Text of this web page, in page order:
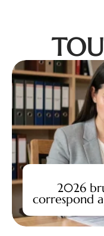
2026
correspond